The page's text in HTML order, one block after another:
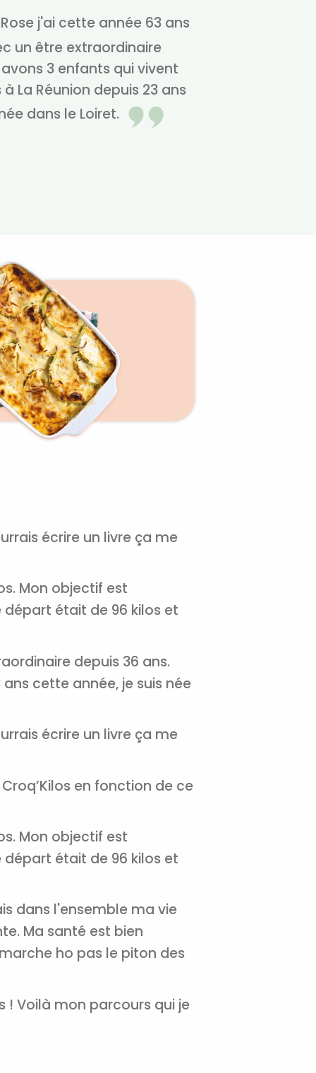
j'ai cette année 63 ans
un être extraordinaire
3 enfants qui vivent
La Réunion depuis 23 ans
dans le Loiret.
écrire un livre ça me
Mon objectif est
départ était de 96 kilos et
depuis 36 ans.
cette année, je suis née
écrire un livre ça me
en fonction de ce
Mon objectif est
départ était de 96 kilos et
dans l'ensemble ma vie
Ma santé est bien
ho pas le piton des
! Voilà mon parcours qui je
les
.